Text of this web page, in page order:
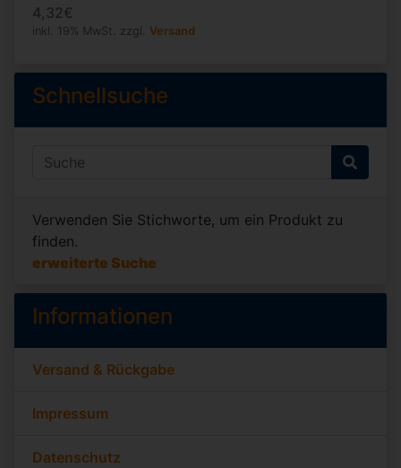
4,32€
inkl. 19% MwSt. zzgl. Versand
Schnellsuche
Verwenden Sie Stichworte, um ein Produkt zu
finden.
erweiterte Suche
Informationen
Versand & Rückgabe
Impressum
Datenschutz